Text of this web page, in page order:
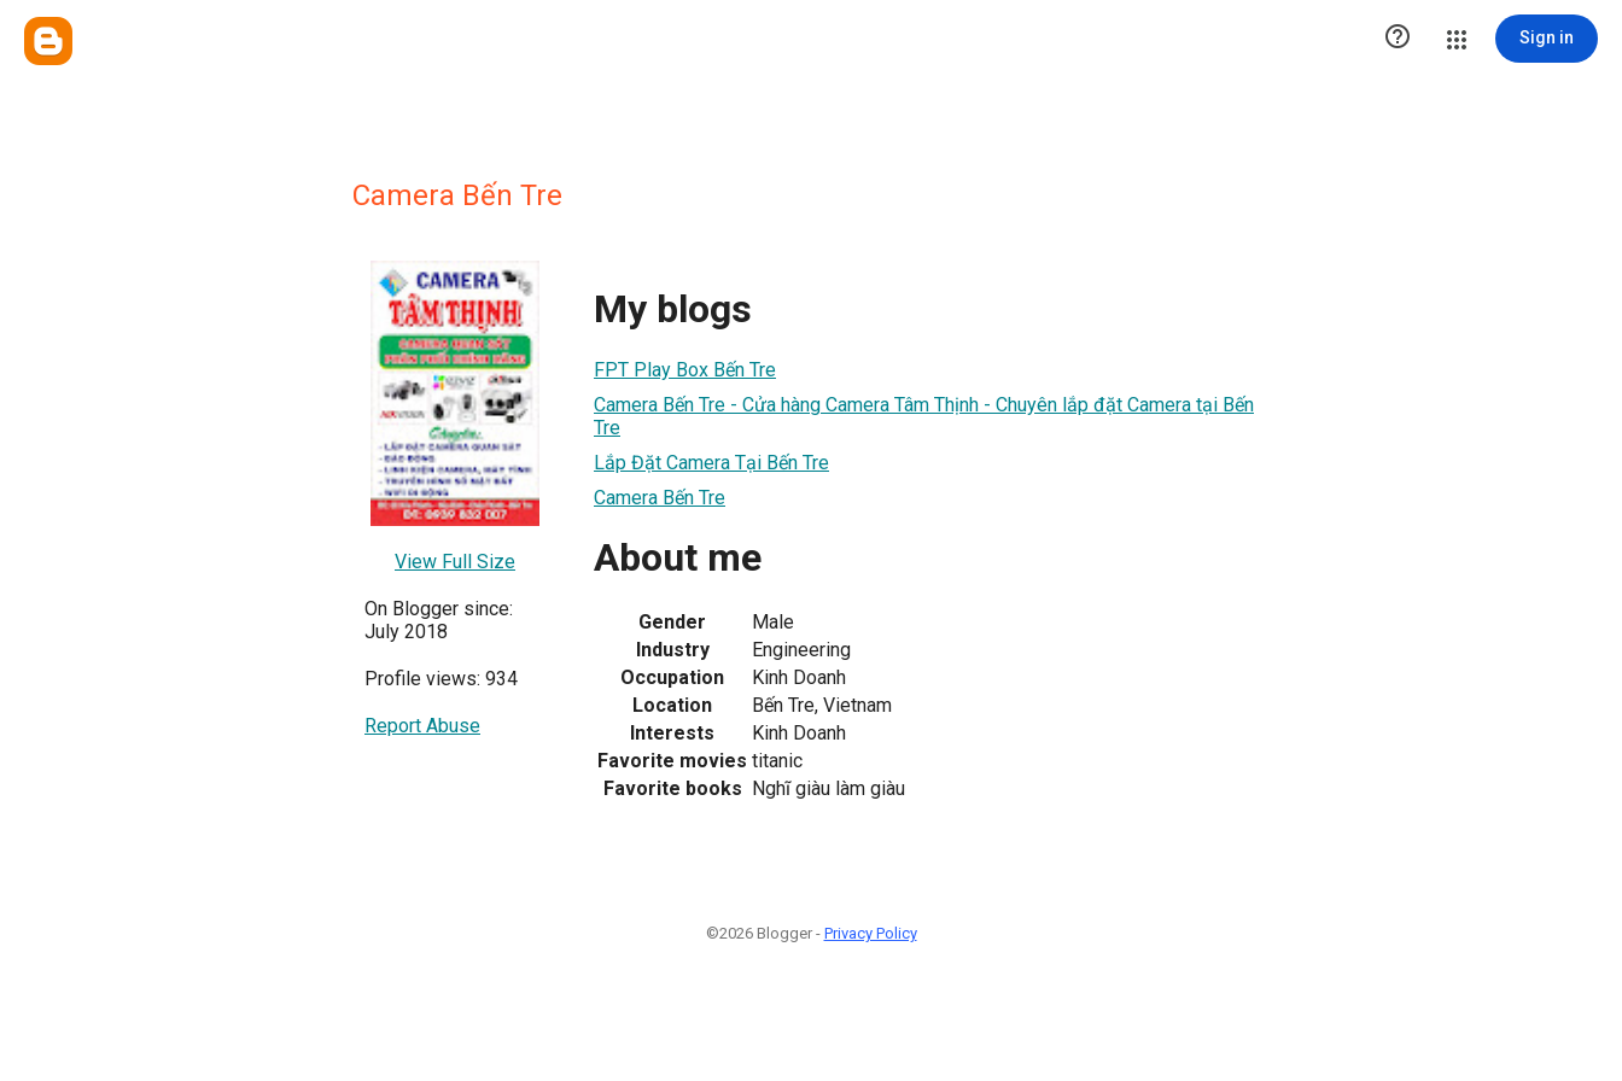
 Sign in
Camera Bến Tre
View Full Size
On Blogger since:
July 2018
Profile views: 934
Report Abuse
My blogs
FPT Play Box Bến Tre
Camera Bến Tre - Cửa hàng Camera Tâm Thịnh - Chuyên lắp đặt Camera tại Bến
Tre
Lắp Đặt Camera Tại Bến Tre
Camera Bến Tre
About me
Gender
Male
Industry
Engineering
Occupation
Kinh Doanh
Location
Bến Tre, Vietnam
Interests
Kinh Doanh
Favorite movies titanic
Favorite books Nghĩ giàu làm giàu
©2026 Blogger - Privacy Policy